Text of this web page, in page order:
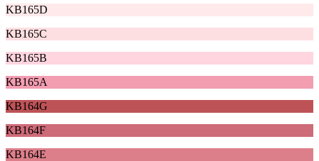
KB165D
KB165C
KB165B
KB165A
KB164G
KB164F
KB164E